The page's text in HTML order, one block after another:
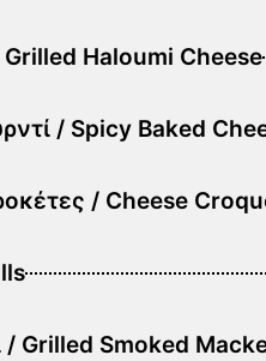
Grilled Haloumi Cheese
/ Spicy Baked
/ Cheese
/ Grilled Smoked